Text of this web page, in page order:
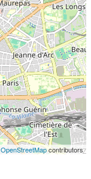
OpenStreetMapcontributors